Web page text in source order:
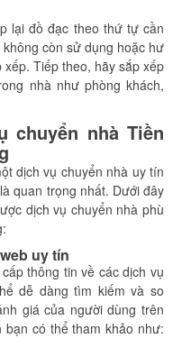
lại đồ đạc theo thứ tự cần
còn sử dụng hoặc hư
Tiếp theo, hãy sắp xếp
nhà như phòng khách,
chuyển nhà Tiền
dịch vụ chuyển nhà uy tín
quan trọng nhất. Dưới đây
dịch vụ chuyển nhà phù
uy tín
thông tin về các dịch vụ
dễ dàng tìm kiếm và so
giá của người dùng trên
có thể tham khảo như: